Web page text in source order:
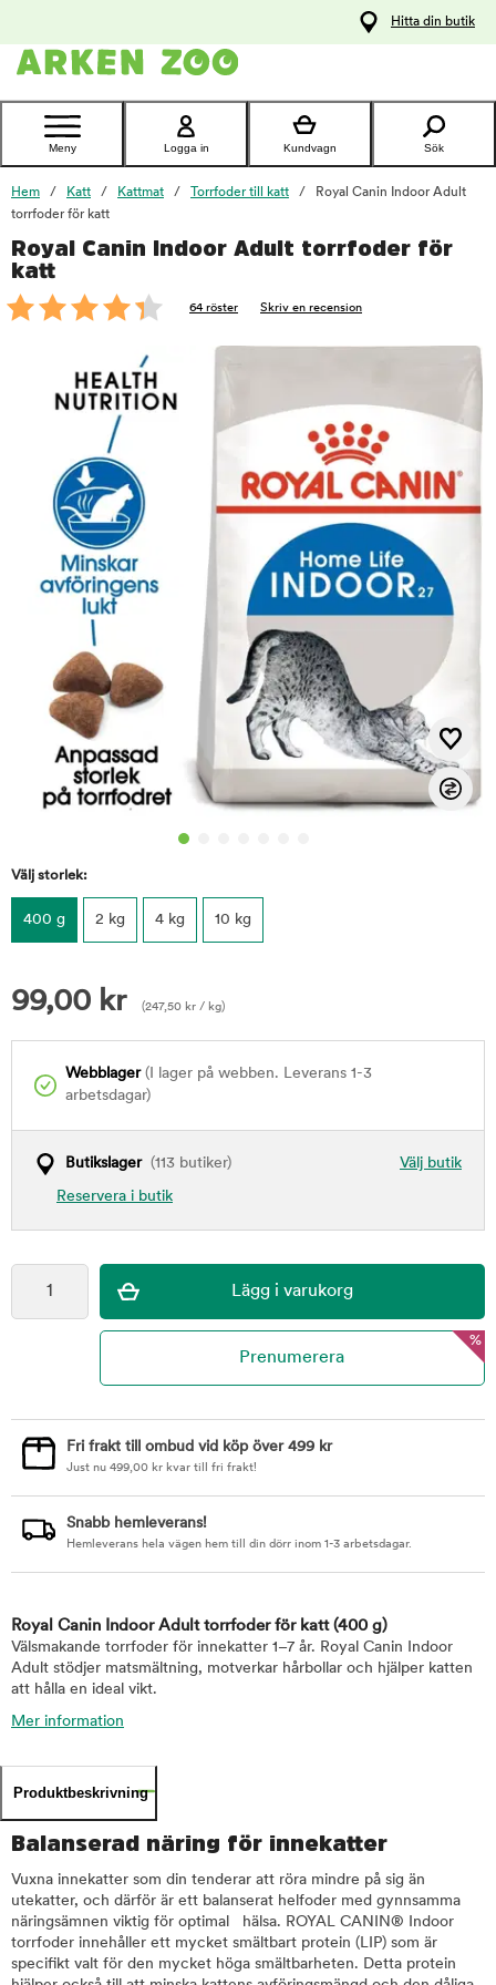
Kontakta
Hitta din butik
Meny Logga in Kundvagn Sök
Hem Katt Kattmat Torrfoder till katt
Royal Canin Indoor Adult
torrfoder för katt
Royal Canin Indoor Adult torrfoder för
katt
64 röster Skriv en recension
Välj storlek:
400 g 2 kg 4 kg 10 kg
99,00 kr (247,50 kr / kg)
Webblager(I lager på webben. Leverans 1-3
arbetsdagar)
Välj butik
Butikslager(113 butiker)
Reservera i butik
foo
%
Fri frakt till ombud vid köp över 499 kr
Just nu 499,00 kr kvar till fri frakt!
Snabb hemleverans!
Hemleverans hela vägen hem till din dörr inom 1-3 arbetsdagar.
Royal Canin Indoor Adult torrfoder för katt (400 g)
Välsmakande torrfoder för innekatter 1–7 år. Royal Canin Indoor
Adult stödjer matsmältning, motverkar hårbollar och hjälper katten
att hålla en ideal vikt.
Mer information
Produktbeskrivning
Balanserad näring för innekatter
Vuxna innekatter som din tenderar att röra mindre på sig än
utekatter, och därför är ett balanserat helfoder med gynnsamma
näringsämnen viktig för optimal hälsa. ROYAL CANIN® Indoor
torrfoder innehåller ett mycket smältbart protein (LIP) som är
specifikt valt för den mycket höga smältbarheten. Detta protein